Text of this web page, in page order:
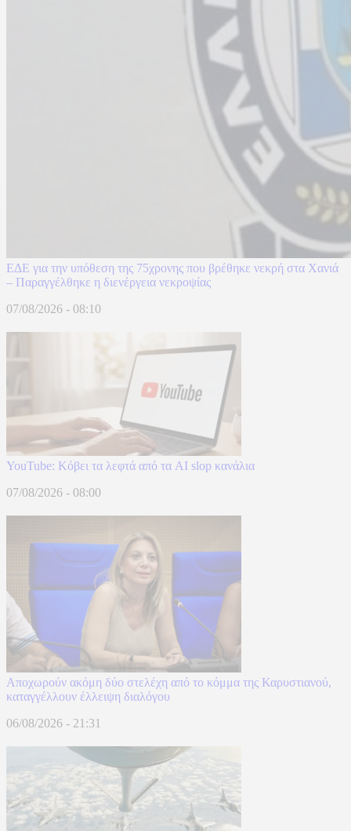
ΕΔΕ για την υπόθεση της 75χρονης που βρέθηκε νεκρή στα Χανιά
– Παραγγέλθηκε η διενέργεια νεκροψίας
07/08/2026 - 08:10
YouTube: Κόβει τα λεφτά από τα AI slop κανάλια
07/08/2026 - 08:00
Αποχωρούν ακόμη δύο στελέχη από το κόμμα της Καρυστιανού,
καταγγέλλουν έλλειψη διαλόγου
06/08/2026 - 21:31